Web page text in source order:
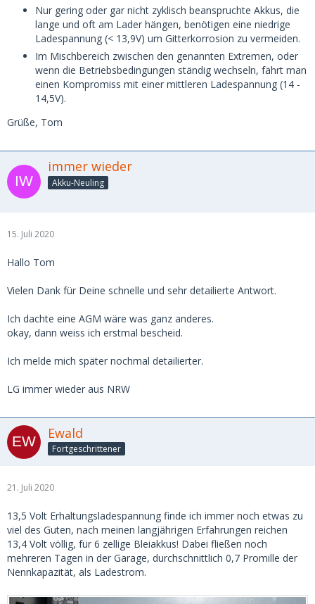
Nur gering oder gar nicht zyklisch beanspruchte Akkus, die
lange und oft am Lader hängen, benötigen eine niedrige
Ladespannung (< 13,9V) um Gitterkorrosion zu vermeiden.
Im Mischbereich zwischen den genannten Extremen, oder
wenn die Betriebsbedingungen ständig wechseln, fährt man
einen Kompromiss mit einer mittleren Ladespannung (14 -
14,5V).
Grüße, Tom
immer wieder
Akku-Neuling
15. Juli 2020
Hallo Tom
Vielen Dank für Deine schnelle und sehr detailierte Antwort.
Ich dachte eine AGM wäre was ganz anderes.
okay, dann weiss ich erstmal bescheid.
Ich melde mich später nochmal detailierter.
LG immer wieder aus NRW
Ewald
Fortgeschrittener
21. Juli 2020
13,5 Volt Erhaltungsladespannung finde ich immer noch etwas zu
viel des Guten, nach meinen langjährigen Erfahrungen reichen
13,4 Volt völlig, für 6 zellige Bleiakkus! Dabei fließen noch
mehreren Tagen in der Garage, durchschnittlich 0,7 Promille der
Nennkapazität, als Ladestrom.